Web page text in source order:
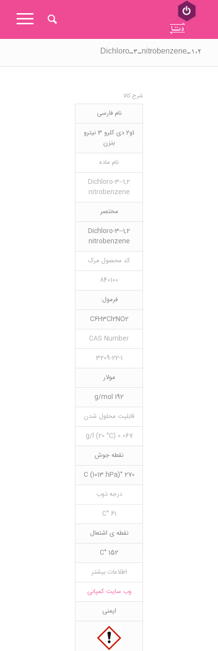
۱,۲-Dichloro-3-nitrobenzene
شرح کالا
نام فارسی
1و2 دی کلرو 3 نیترو
بنزن
نام ماده
1,2-Dichloro-3-
nitrobenzene
مختصر
1,2-Dichloro-3-
nitrobenzene
کد محصول مرک
840100
فرمول:
C6H3Cl2NO2
CAS Number
3209-22-1
مولار
192 g/mol
قابلیت محلول شدن
0.067 g/l (20 °C)
نقطه جوش
270 °C (1013 hPa)
درجه ذوب
61 °C
نقطه ی اشتعال
152 °C
اطلاعات بیشتر
وب سایت کمپانی
ایمنی